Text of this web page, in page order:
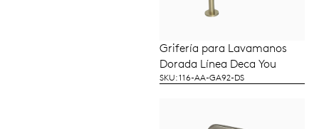
LEER MÁS
Grifería para Lavamanos
Dorada Línea Deca You
SKU: 116-AA-GA92-DS